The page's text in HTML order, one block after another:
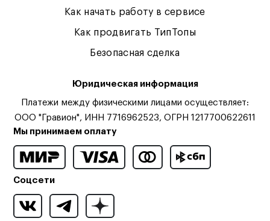
Как начать работу в сервисе
Как продвигать ТипТопы
Безопасная сделка
Юридическая информация
Платежи между физическими лицами осуществляет:
ООО "Гравион", ИНН 7716962523, ОГРН 1217700622611
Мы принимаем оплату
Соцсети